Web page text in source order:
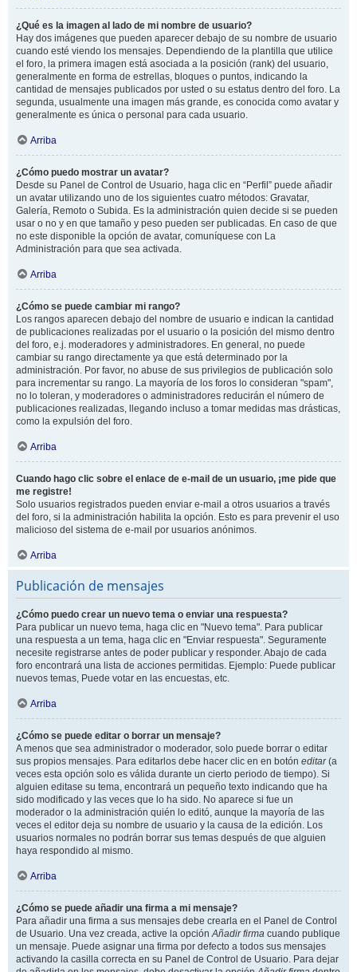
¿Qué es la imagen al lado de mi nombre de usuario?
Hay dos imágenes que pueden aparecer debajo de su nombre de usuario
cuando esté viendo los mensajes. Dependiendo de la plantilla que utilice
el foro, la primera imagen está asociada a la posición (rank) del usuario,
generalmente en forma de estrellas, bloques o puntos, indicando la
cantidad de mensajes publicados por usted o su estatus dentro del foro. La
segunda, usualmente una imagen más grande, es conocida como avatar y
generalmente es única o personal para cada usuario.
Arriba
¿Cómo puedo mostrar un avatar?
Desde su Panel de Control de Usuario, haga clic en “Perfil” puede añadir
un avatar utilizando uno de los siguientes cuatro métodos: Gravatar,
Galería, Remoto o Subida. Es la administración quien decide si se pueden
usar o no y en que tamaño y peso pueden ser publicadas. En caso de que
no este disponible la opción de avatar, comuníquese con La
Administración para que sea activada.
Arriba
¿Cómo se puede cambiar mi rango?
Los rangos aparecen debajo del nombre de usuario e indican la cantidad
de publicaciones realizadas por el usuario o la posición del mismo dentro
del foro, e.j. moderadores y administradores. En general, no puede
cambiar su rango directamente ya que está determinado por la
administración. Por favor, no abuse de sus privilegios de publicación solo
para incrementar su rango. La mayoría de los foros lo consideran "spam",
no lo toleran, y moderadores o administradores reducirán el número de
publicaciones realizadas, llegando incluso a tomar medidas mas drásticas,
como la expulsión del foro.
Arriba
Cuando hago clic sobre el enlace de e-mail de un usuario, ¡me pide que
me registre!
Solo usuarios registrados pueden enviar e-mail a otros usuarios a través
del foro, si la administración habilita la opción. Esto es para prevenir el uso
malicioso del sistema de e-mail por usuarios anónimos.
Arriba
Publicación de mensajes
¿Cómo puedo crear un nuevo tema o enviar una respuesta?
Para publicar un nuevo tema, haga clic en "Nuevo tema". Para publicar
una respuesta a un tema, haga clic en "Enviar respuesta". Seguramente
necesite registrarse antes de poder publicar y responder. Abajo de cada
foro encontrará una lista de acciones permitidas. Ejemplo: Puede publicar
nuevos temas, Puede votar en las encuestas, etc.
Arriba
¿Cómo se puede editar o borrar un mensaje?
A menos que sea administrador o moderador, solo puede borrar o editar
sus propios mensajes. Para editarlos debe hacer clic en en botón editar(a
veces esta opción solo es válida durante un cierto periodo de tiempo). Si
alguien editase su tema, encontrará un pequeño texto indicando que ha
sido modificado y las veces que lo ha sido. No aparece si fue un
moderador o la administración quién lo editó, aunque la mayoría de las
veces el editor deja su nombre de usuario y la causa de la edición. Los
usuarios normales no podrán borrar sus temas después de que alguien
haya respondido al mismo.
Arriba
¿Cómo se puede añadir una firma a mi mensaje?
Para añadir una firma a sus mensajes debe crearla en el Panel de Control
de Usuario. Una vez creada, active la opciónAñadir firma cuando publique
un mensaje. Puede asignar una firma por defecto a todos sus mensajes
activando la casilla correcta en su Panel de Control de Usuario. Para dejar